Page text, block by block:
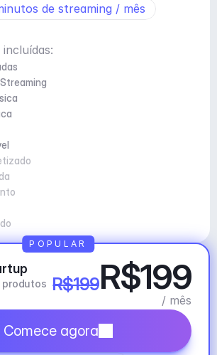
de streaming / mês
produtos R$199R$199
/ mês
Comece agora
POPULAR